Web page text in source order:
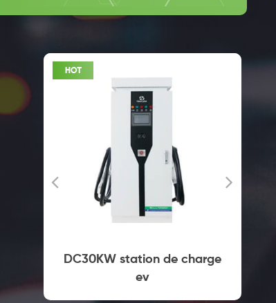
DC30KW station de charge
ev